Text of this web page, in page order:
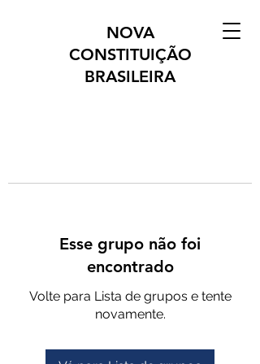
NOVA
CONSTITUIÇÃO
BRASILEIRA
Esse grupo não foi
encontrado
Volte para Lista de grupos e tente
novamente.